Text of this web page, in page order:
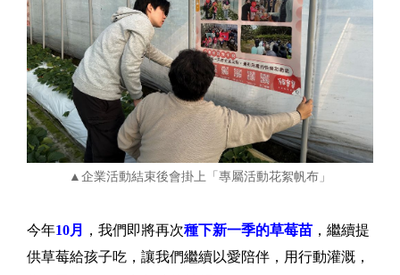
▲企業活動結束後會掛上「專屬活動花絮帆布」
今年10月 ，我們即將再次種下新一季的草莓苗 ，繼續提
供草莓給孩子吃，讓我們繼續以愛陪伴，用行動灌溉，